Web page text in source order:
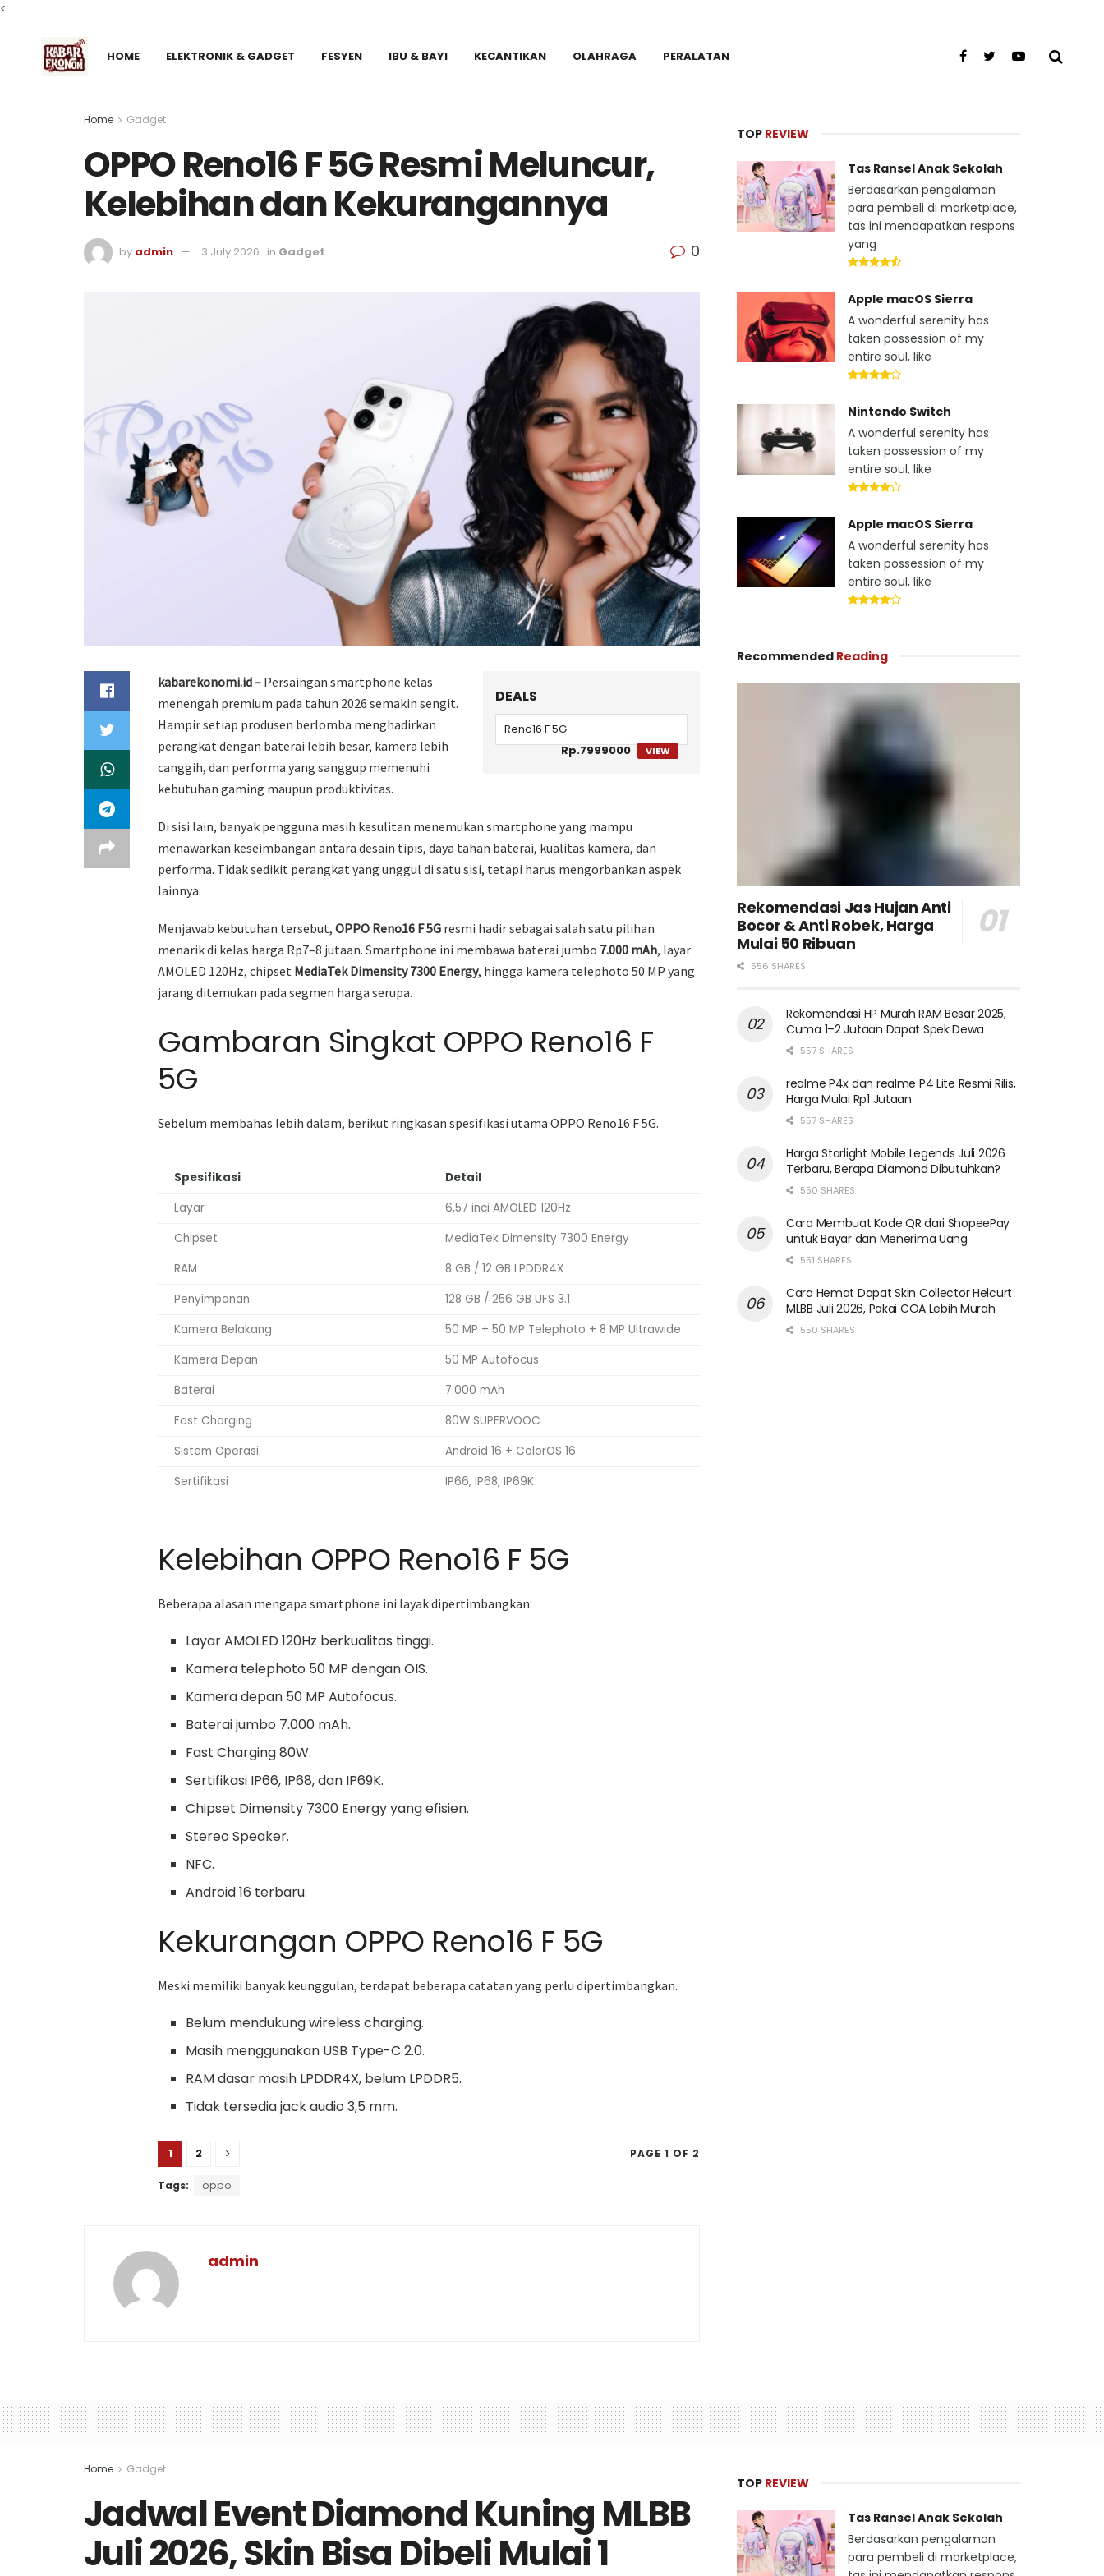
<
HOME ELEKTRONIK & GADGET FESYEN IBU & BAYI KECANTIKAN OLAHRAGA PERALATAN
Home Gadget
OPPO Reno16 F 5G Resmi Meluncur,
Kelebihan dan Kekurangannya
by admin 3 July 2026 in Gadget 0
DEALS
Reno16 F 5G
Rp.7999000
VIEW
kabarekonomi.id – Persaingan smartphone kelas
menengah premium pada tahun 2026 semakin sengit.
Hampir setiap produsen berlomba menghadirkan
perangkat dengan baterai lebih besar, kamera lebih
canggih, dan performa yang sanggup memenuhi
kebutuhan gaming maupun produktivitas.
Di sisi lain, banyak pengguna masih kesulitan menemukan smartphone yang mampu
menawarkan keseimbangan antara desain tipis, daya tahan baterai, kualitas kamera, dan
performa. Tidak sedikit perangkat yang unggul di satu sisi, tetapi harus mengorbankan aspek
lainnya.
Menjawab kebutuhan tersebut, OPPO Reno16 F 5G resmi hadir sebagai salah satu pilihan
menarik di kelas harga Rp7–8 jutaan. Smartphone ini membawa baterai jumbo 7.000 mAh, layar
AMOLED 120Hz, chipset MediaTek Dimensity 7300 Energy, hingga kamera telephoto 50 MP yang
jarang ditemukan pada segmen harga serupa.
Gambaran Singkat OPPO Reno16 F
5G
Sebelum membahas lebih dalam, berikut ringkasan spesifikasi utama OPPO Reno16 F 5G.
Spesifikasi
Detail
Layar
6,57 inci AMOLED 120Hz
Chipset
MediaTek Dimensity 7300 Energy
RAM
8 GB / 12 GB LPDDR4X
Penyimpanan
128 GB / 256 GB UFS 3.1
Kamera Belakang
50 MP + 50 MP Telephoto + 8 MP Ultrawide
Kamera Depan
50 MP Autofocus
Baterai
7.000 mAh
Fast Charging
80W SUPERVOOC
Sistem Operasi
Android 16 + ColorOS 16
Sertifikasi
IP66, IP68, IP69K
Kelebihan OPPO Reno16 F 5G
Beberapa alasan mengapa smartphone ini layak dipertimbangkan:
Layar AMOLED 120Hz berkualitas tinggi.
Kamera telephoto 50 MP dengan OIS.
Kamera depan 50 MP Autofocus.
Baterai jumbo 7.000 mAh.
Fast Charging 80W.
Sertifikasi IP66, IP68, dan IP69K.
Chipset Dimensity 7300 Energy yang efisien.
Stereo Speaker.
NFC.
Android 16 terbaru.
Kekurangan OPPO Reno16 F 5G
Meski memiliki banyak keunggulan, terdapat beberapa catatan yang perlu dipertimbangkan.
Belum mendukung wireless charging.
Masih menggunakan USB Type-C 2.0.
RAM dasar masih LPDDR4X, belum LPDDR5.
Tidak tersedia jack audio 3,5 mm.
PAGE 1 OF 2
1 2
Tags: oppo
admin
TOP REVIEW
Tas Ransel Anak Sekolah
Berdasarkan pengalaman
para pembeli di marketplace,
tas ini mendapatkan respons
yang
Apple macOS Sierra
A wonderful serenity has
taken possession of my
entire soul, like
Nintendo Switch
A wonderful serenity has
taken possession of my
entire soul, like
Apple macOS Sierra
A wonderful serenity has
taken possession of my
entire soul, like
Recommended Reading
Rekomendasi Jas Hujan Anti
Bocor & Anti Robek, Harga
Mulai 50 Ribuan
556 SHARES
Rekomendasi HP Murah RAM Besar 2025,
Cuma 1–2 Jutaan Dapat Spek Dewa
557 SHARES
realme P4x dan realme P4 Lite Resmi Rilis,
Harga Mulai Rp1 Jutaan
557 SHARES
Harga Starlight Mobile Legends Juli 2026
Terbaru, Berapa Diamond Dibutuhkan?
550 SHARES
Cara Membuat Kode QR dari ShopeePay
untuk Bayar dan Menerima Uang
551 SHARES
Cara Hemat Dapat Skin Collector Helcurt
MLBB Juli 2026, Pakai COA Lebih Murah
550 SHARES
Home Gadget
Jadwal Event Diamond Kuning MLBB
Juli 2026, Skin Bisa Dibeli Mulai 1
TOP REVIEW
Tas Ransel Anak Sekolah
Berdasarkan pengalaman
para pembeli di marketplace,